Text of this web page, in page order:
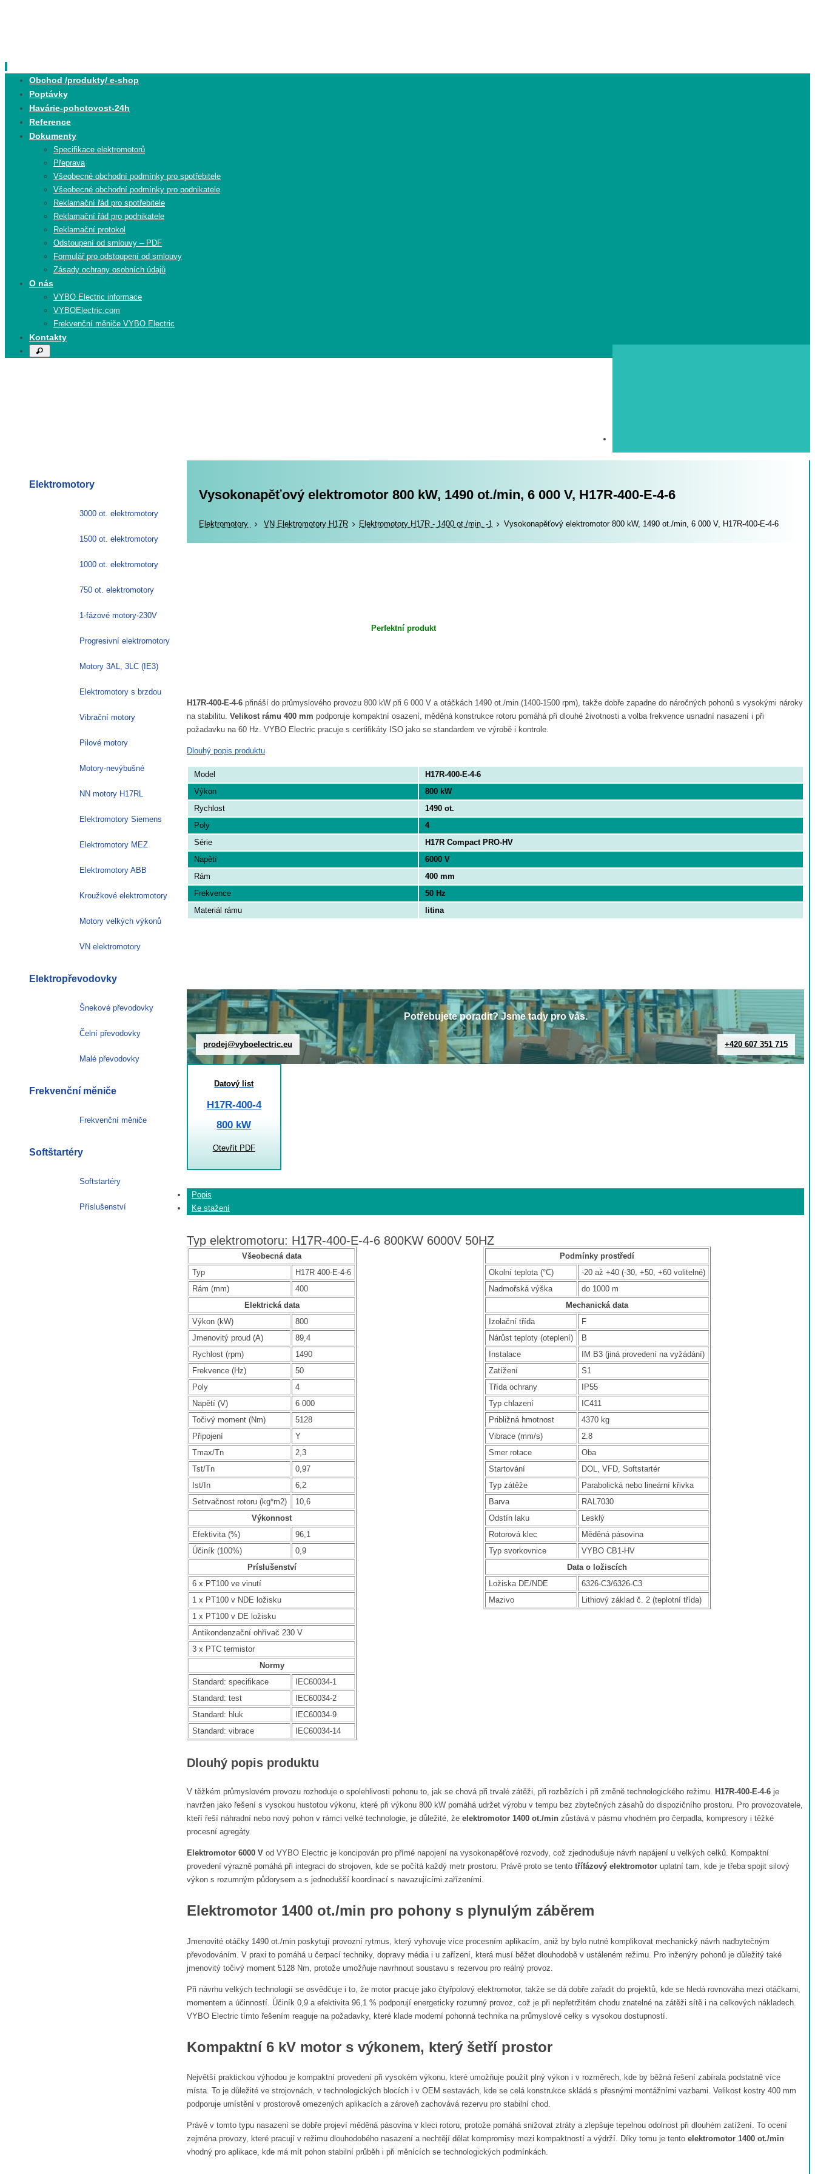
content
Obchod /produkty/ e-shop
Poptávky
Havárie-pohotovost-24h
Reference
Dokumenty
Specifikace elektromotorů
Přeprava
Všeobecné obchodní podmínky pro spotřebitele
Všeobecné obchodní podmínky pro podnikatele
Reklamační řád pro spotřebitele
Reklamační řád pro podnikatele
Reklamační protokol
Odstoupení od smlouvy – PDF
Formulář pro odstoupení od smlouvy
Zásady ochrany osobních údajů
O nás
VYBO Electric informace
VYBOElectric.com
Frekvenční měniče VYBO Electric
Kontakty
Search
Search
Vysokonapěťový elektromotor 800 kW, 1490 ot./min, 6 000 V, H17R-400-E-4-6
Elektromotory Elektromotory
VN Elektromotory H17R Elektromotory H17R - 1400 ot./min. -1 Vysokonapěťový elektromotor 800 kW, 1490 ot./min, 6 000 V, H17R-400-E-4-6
Perfektní produkt
H17R-400-E-4-6 přináší do průmyslového provozu 800 kW při 6 000 V a otáčkách 1490 ot./min (1400-1500 rpm), takže dobře zapadne do náročných pohonů s vysokými nároky
na stabilitu. Velikost rámu 400 mm podporuje kompaktní osazení, měděná konstrukce rotoru pomáhá při dlouhé životnosti a volba frekvence usnadní nasazení i při
požadavku na 60 Hz. VYBO Electric pracuje s certifikáty ISO jako se standardem ve výrobě i kontrole.
Dlouhý popis produktu
Model
H17R-400-E-4-6
Výkon
800 kW
Rychlost
1490 ot.
Poly
4
Série
H17R Compact PRO-HV
Napětí
6000 V
Rám
400 mm
Frekvence
50 Hz
Materiál rámu
litina
Potřebujete poradit? Jsme tady pro vás.
prodej@vyboelectric.eu +420 607 351 715
Datový list
H17R-400-4
800 kW
Otevřít PDF
Popis
Ke stažení
Typ elektromotoru: H17R-400-E-4-6 800KW 6000V 50HZ
Všeobecná data
Typ
H17R 400-E-4-6
Rám (mm)
400
Elektrická data
Výkon (kW)
800
Jmenovitý proud (A)
89,4
Rychlost (rpm)
1490
Frekvence (Hz)
50
Poly
4
Napětí (V)
6 000
Točivý moment (Nm)
5128
Připojení
Y
Tmax/Tn
2,3
Tst/Tn
0,97
Ist/In
6,2
Setrvačnost rotoru (kg*m2)
10,6
Výkonnost
Efektivita (%)
96,1
Účiník (100%)
0,9
Príslušenství
6 x PT100 ve vinutí
1 x PT100 v NDE ložisku
1 x PT100 v DE ložisku
Antikondenzační ohřívač 230 V
3 x PTC termistor
Normy
Standard: specifikace
IEC60034-1
Standard: test
IEC60034-2
Standard: hluk
IEC60034-9
Standard: vibrace
IEC60034-14
Podmínky prostředí
Okolní teplota (°C)
-20 až +40 (-30, +50, +60 volitelné)
Nadmořská výška
do 1000 m
Mechanická data
Izolační třída
F
Nárůst teploty (oteplení)
B
Instalace
IM B3 (jiná provedení na vyžádání)
Zatížení
S1
Třída ochrany
IP55
Typ chlazení
IC411
Približná hmotnost
4370 kg
Vibrace (mm/s)
2.8
Smer rotace
Oba
Startování
DOL, VFD, Softstartér
Typ zátěže
Parabolická nebo lineární křivka
Barva
RAL7030
Odstín laku
Lesklý
Rotorová klec
Měděná pásovina
Typ svorkovnice
VYBO CB1-HV
Data o ložiscích
Ložiska DE/NDE
6326-C3/6326-C3
Mazivo
Lithiový základ č. 2 (teplotní třída)
Dlouhý popis produktu
V těžkém průmyslovém provozu rozhoduje o spolehlivosti pohonu to, jak se chová při trvalé zátěži, při rozbězích i při změně technologického režimu. H17R-400-E-4-6 je
navržen jako řešení s vysokou hustotou výkonu, které při výkonu 800 kW pomáhá udržet výrobu v tempu bez zbytečných zásahů do dispozičního prostoru. Pro provozovatele,
kteří řeší náhradní nebo nový pohon v rámci velké technologie, je důležité, že elektromotor 1400 ot./min zůstává v pásmu vhodném pro čerpadla, kompresory i těžké
procesní agregáty.
Elektromotor 6000 V od VYBO Electric je koncipován pro přímé napojení na vysokonapěťové rozvody, což zjednodušuje návrh napájení u velkých celků. Kompaktní
provedení výrazně pomáhá při integraci do strojoven, kde se počítá každý metr prostoru. Právě proto se tento třífázový elektromotor uplatní tam, kde je třeba spojit silový
výkon s rozumným půdorysem a s jednodušší koordinací s navazujícími zařízeními.
Elektromotor 1400 ot./min pro pohony s plynulým záběrem
Jmenovité otáčky 1490 ot./min poskytují provozní rytmus, který vyhovuje více procesním aplikacím, aniž by bylo nutné komplikovat mechanický návrh nadbytečným
převodováním. V praxi to pomáhá u čerpací techniky, dopravy média i u zařízení, která musí běžet dlouhodobě v ustáleném režimu. Pro inženýry pohonů je důležitý také
jmenovitý točivý moment 5128 Nm, protože umožňuje navrhnout soustavu s rezervou pro reálný provoz.
Při návrhu velkých technologií se osvědčuje i to, že motor pracuje jako čtyřpolový elektromotor, takže se dá dobře zařadit do projektů, kde se hledá rovnováha mezi otáčkami,
momentem a účinností. Účiník 0,9 a efektivita 96,1 % podporují energeticky rozumný provoz, což je při nepřetržitém chodu znatelné na zátěži sítě i na celkových nákladech.
VYBO Electric tímto řešením reaguje na požadavky, které klade moderní pohonná technika na průmyslové celky s vysokou dostupností.
Kompaktní 6 kV motor s výkonem, který šetří prostor
Největší praktickou výhodou je kompaktní provedení při vysokém výkonu, které umožňuje použít plný výkon i v rozměrech, kde by běžná řešení zabírala podstatně více
místa. To je důležité ve strojovnách, v technologických blocích i v OEM sestavách, kde se celá konstrukce skládá s přesnými montážními vazbami. Velikost kostry 400 mm
podporuje umístění v prostorově omezených aplikacích a zároveň zachovává rezervu pro stabilní chod.
Právě v tomto typu nasazení se dobře projeví měděná pásovina v kleci rotoru, protože pomáhá snižovat ztráty a zlepšuje tepelnou odolnost při dlouhém zatížení. To ocení
zejména provozy, které pracují v režimu dlouhodobého nasazení a nechtějí dělat kompromisy mezi kompaktností a výdrží. Díky tomu je tento elektromotor 1400 ot./min
vhodný pro aplikace, kde má mít pohon stabilní průběh i při měnících se technologických podmínkách.
Elektromotory
3000 ot. elektromotory
1500 ot. elektromotory
1000 ot. elektromotory
750 ot. elektromotory
1-fázové motory-230V
Progresivní elektromotory
Motory 3AL, 3LC (IE3)
Elektromotory s brzdou
Vibrační motory
Pilové motory
Motory-nevýbušné
NN motory H17RL
Elektromotory Siemens
Elektromotory MEZ
Elektromotory ABB
Kroužkové elektromotory
Motory velkých výkonů
VN elektromotory
Elektropřevodovky
Šnekové převodovky
Čelní převodovky
Malé převodovky
Frekvenční měniče
Frekvenční měniče
Softštartéry
Softstartéry
Příslušenství